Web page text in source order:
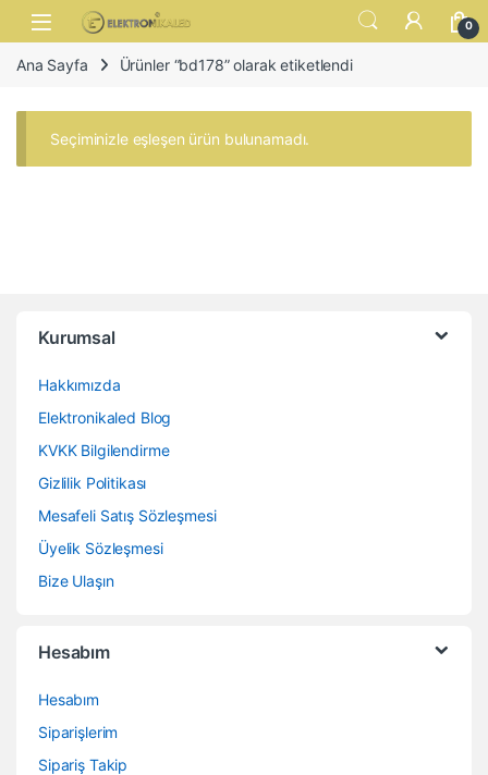
Skip to navigation
Skip to content
Open 0
Ana Sayfa Ürünler “bd178” olarak etiketlendi
Seçiminizle eşleşen ürün bulunamadı.
Kurumsal
Hakkımızda
Elektronikaled Blog
KVKK Bilgilendirme
Gizlilik Politikası
Mesafeli Satış Sözleşmesi
Üyelik Sözleşmesi
Bize Ulaşın
Hesabım
Hesabım
Siparişlerim
Sipariş Takip